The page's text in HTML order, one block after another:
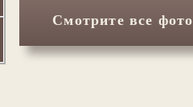
Смотрите все фото